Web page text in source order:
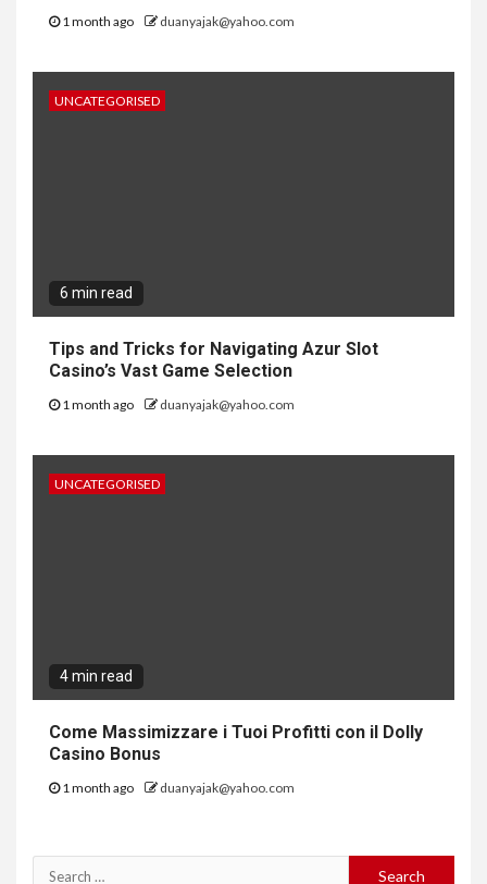
1 month ago duanyajak@yahoo.com
UNCATEGORISED
6 min read
Tips and Tricks for Navigating Azur Slot
Casino’s Vast Game Selection
1 month ago duanyajak@yahoo.com
UNCATEGORISED
4 min read
Come Massimizzare i Tuoi Profitti con il Dolly
Casino Bonus
1 month ago duanyajak@yahoo.com
Search